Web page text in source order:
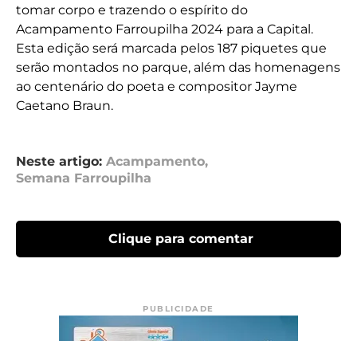
tomar corpo e trazendo o espírito do
Acampamento Farroupilha 2024 para a Capital.
Esta edição será marcada pelos 187 piquetes que
serão montados no parque, além das homenagens
ao centenário do poeta e compositor Jayme
Caetano Braun.
Neste artigo: Acampamento,
Semana Farroupilha
Clique para comentar
PUBLICIDADE